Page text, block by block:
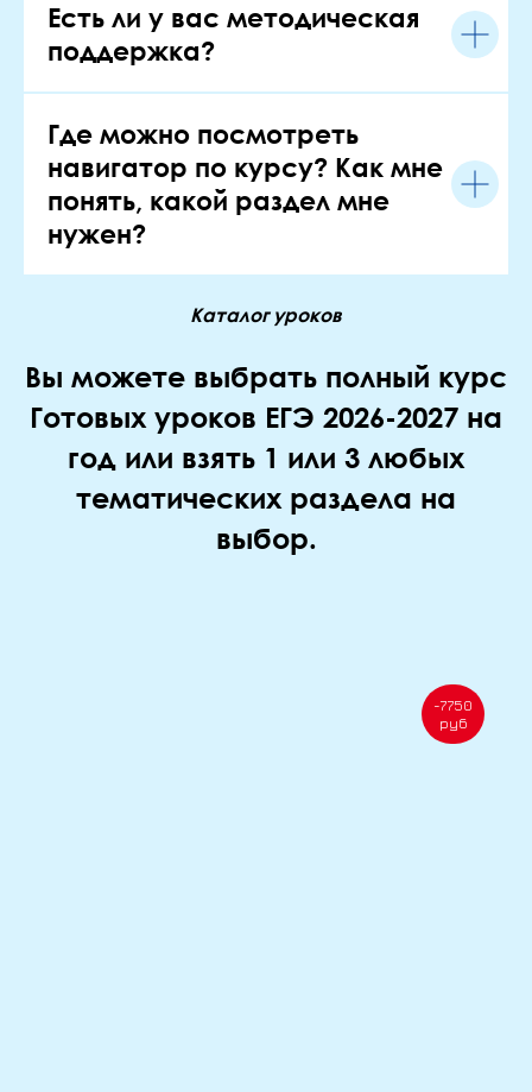
Есть ли у вас методическая
поддержка?
Где можно посмотреть
навигатор по курсу? Как мне
понять, какой раздел мне
нужен?
Каталог уроков
Вы можете выбрать полный курс
Готовых уроков ЕГЭ 2026-2027 на
год или взять 1 или 3 любых
тематических раздела на
выбор.
-7750
руб